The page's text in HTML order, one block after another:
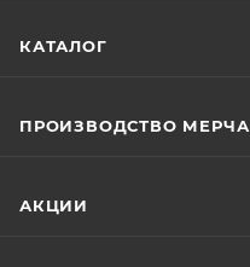
КАТАЛОГ
ПРОИЗВОДСТВО МЕРЧА
АКЦИИ